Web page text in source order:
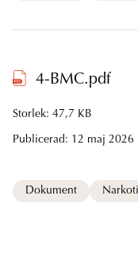
4-BMC.pdf
Storlek: 47,7 KB
Publicerad: 12 maj 2026
Dokument